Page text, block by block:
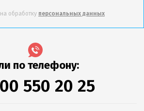
обработку персональных данных
по телефону:
550 20 25